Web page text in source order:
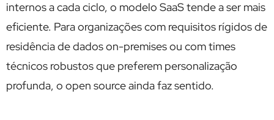
internos a cada ciclo, o modelo SaaS tende a ser mais
eficiente. Para organizações com requisitos rígidos de
residência de dados on-premises ou com times
técnicos robustos que preferem personalização
profunda, o open source ainda faz sentido.